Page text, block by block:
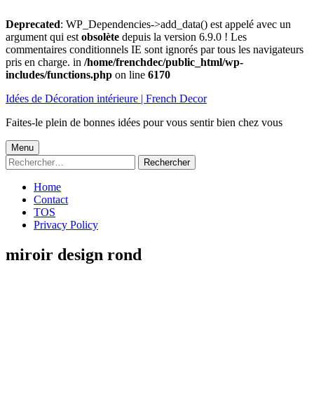
Deprecated: WP_Dependencies->add_data() est appelé avec un
argument qui est obsolète depuis la version 6.9.0 ! Les
commentaires conditionnels IE sont ignorés par tous les navigateurs
pris en charge. in /home/frenchdec/public_html/wp-
includes/functions.php on line 6170
au
Idées de Décoration intérieure | French Decor
Faites-le plein de bonnes idées pour vous sentir bien chez vous
Menu
principal
Menu
Rechercher :
Home
Contact
TOS
Privacy Policy
miroir design rond